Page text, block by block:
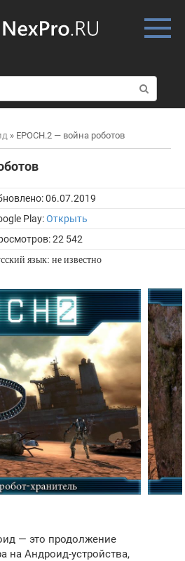
о
и
к
» EPOCH.2 — война роботов
06.07.2019
Play:Открыть
22 542
язык: не известно
— это продолжение
на Андроид-устройства,